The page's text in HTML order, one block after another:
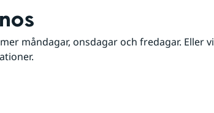
måndagar, onsdagar och fredagar. Eller